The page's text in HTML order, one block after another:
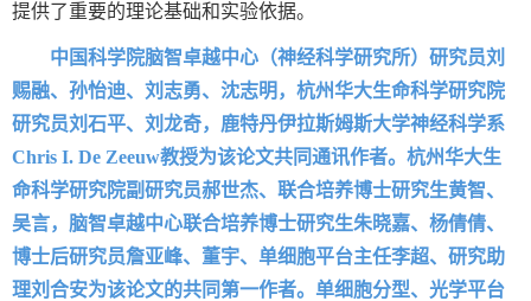
提供了重要的理论基础和实验依据。
中国科学院脑智卓越中心（神经科学研究所） 研究员刘
赐融、孙怡迪、刘志勇、沈志明，杭州华大生命科学研究院
研究员刘石平、刘龙奇，鹿特丹伊拉斯姆斯大学神经科学系
Chris I. De Zeeuw教授为该论文共同通讯作者。杭州华大生
命科学研究院副研究员郝世杰、联合培养博士研究生黄智、
吴言，脑智卓越中心联合培养博士研究生朱晓嘉、杨倩倩、
博士后研究员詹亚峰、董宇、单细胞平台主任李超、研究助
理刘合安为该论文的共同第一作者。单细胞分型、光学平台